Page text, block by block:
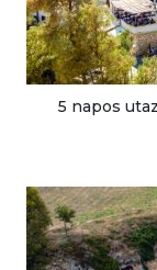
5 napos